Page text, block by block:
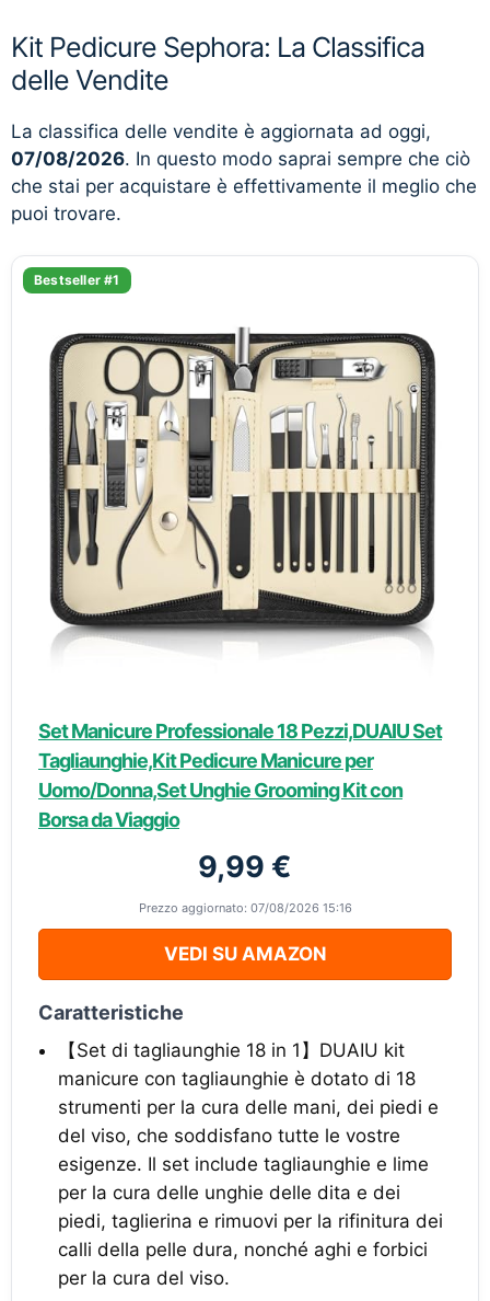
Kit Pedicure Sephora: La Classifica
delle Vendite
La classifica delle vendite è aggiornata ad oggi,
07/08/2026. In questo modo saprai sempre che ciò
che stai per acquistare è effettivamente il meglio che
puoi trovare.
Bestseller #1
Set Manicure Professionale 18 Pezzi,DUAIU Set
Tagliaunghie,Kit Pedicure Manicure per
Uomo/Donna,Set Unghie Grooming Kit con
Borsa da Viaggio
9,99 €
Prezzo aggiornato: 07/08/2026 15:16
VEDI SU AMAZON
Caratteristiche
【Set di tagliaunghie 18 in 1】DUAIU kit
manicure con tagliaunghie è dotato di 18
strumenti per la cura delle mani, dei piedi e
del viso, che soddisfano tutte le vostre
esigenze. Il set include tagliaunghie e lime
per la cura delle unghie delle dita e dei
piedi, taglierina e rimuovi per la rifinitura dei
calli della pelle dura, nonché aghi e forbici
per la cura del viso.